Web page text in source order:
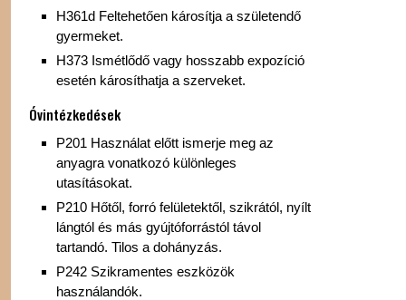
H361d Feltehetően károsítja a születendő
gyermeket.
H373 Ismétlődő vagy hosszabb expozíció
esetén károsíthatja a szerveket.
Óvintézkedések
P201 Használat előtt ismerje meg az
anyagra vonatkozó különleges
utasításokat.
P210 Hőtől, forró felületektől, szikrától, nyílt
lángtól és más gyújtóforrástól távol
tartandó. Tilos a dohányzás.
P242 Szikramentes eszközök
használandók.